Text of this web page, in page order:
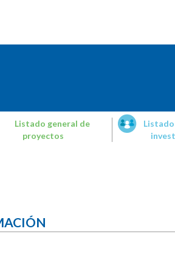
Listado general de
proyectos